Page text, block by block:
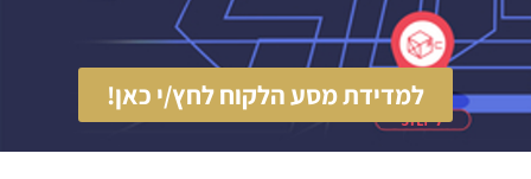
למדידת מסע הלקוח לחץ/י כאן!